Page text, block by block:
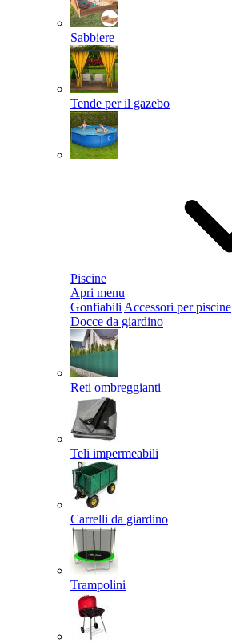
Sabbiere
Tende per il gazebo
Piscine
Apri menu
Gonfiabili Accessori per piscine
Docce da giardino
Reti ombreggianti
Teli impermeabili
Carrelli da giardino
Trampolini